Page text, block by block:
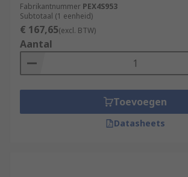
Fabrikantnummer PEX4S953
Subtotaal (1 eenheid)
€ 167,65(excl. BTW)
Aantal
Toevoegen
Datasheets